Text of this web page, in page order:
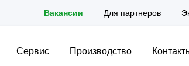
Вакансии Для партнеров
Сервис Производство